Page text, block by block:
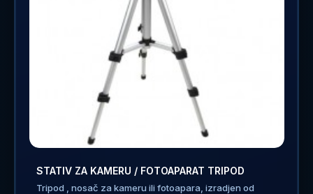
STATIV ZA KAMERU / FOTOAPARAT TRIPOD
Tripod , nosač za kameru ili fotoapara, izradjen od